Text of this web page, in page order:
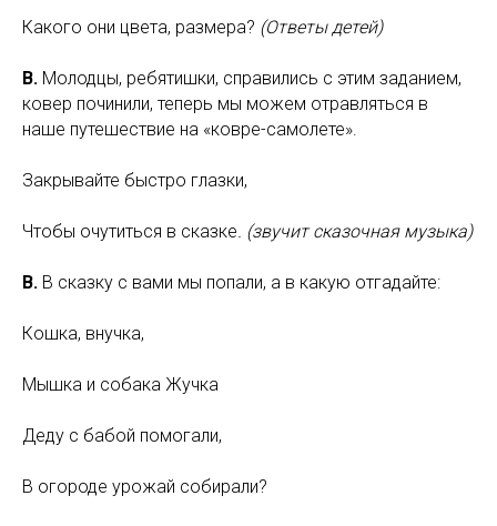
Какого они цвета, размера? (Ответы детей)
В. Молодцы, ребятишки, справились с этим заданием,
ковер починили, теперь мы можем отравляться в
наше путешествие на «ковре-самолете».
Закрывайте быстро глазки,
Чтобы очутиться в сказке. (звучит сказочная музыка)
В. В сказку с вами мы попали, а в какую отгадайте:
Кошка, внучка,
Мышка и собака Жучка
Деду с бабой помогали,
В огороде урожай собирали?